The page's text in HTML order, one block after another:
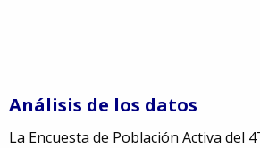
Análisis de los datos
La Encuesta de Población Activa del